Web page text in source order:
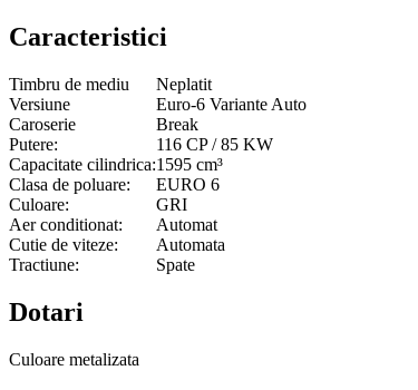
Caracteristici
Timbru de mediu
Neplatit
Versiune
Euro-6 Variante Auto
Caroserie
Break
Putere:
116 CP / 85 KW
Capacitate cilindrica:1595 cm³
Clasa de poluare:
EURO 6
Culoare:
GRI
Aer conditionat:
Automat
Cutie de viteze:
Automata
Tractiune:
Spate
Dotari
Culoare metalizata